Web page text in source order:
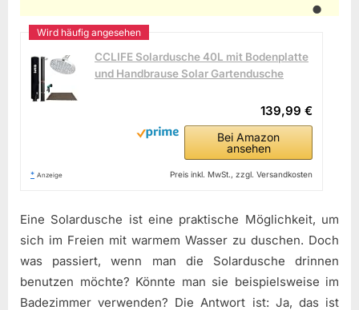
CCLIFE Solardusche 40L mit Bodenplatte
und Handbrause Solar Gartendusche
139,99 €
Bei Amazon
ansehen
* Anzeige Preis inkl. MwSt., zzgl. Versandkosten
Eine Solardusche ist eine praktische Möglichkeit, um
sich im Freien mit warmem Wasser zu duschen. Doch
was passiert, wenn man die Solardusche drinnen
benutzen möchte? Könnte man sie beispielsweise im
Badezimmer verwenden? Die Antwort ist: Ja, das ist